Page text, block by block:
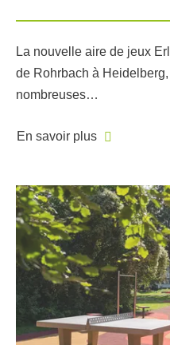
La nouvelle aire de jeux
de Rohrbach à
nombreuses…
En savoir plus